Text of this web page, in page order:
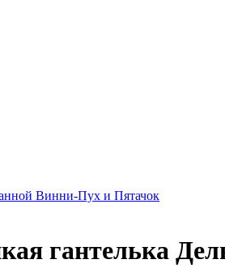
Винни-Пух и Пятачок
гантелька